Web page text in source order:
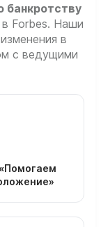
банкротству
Forbes. Наши
в
с ведущими